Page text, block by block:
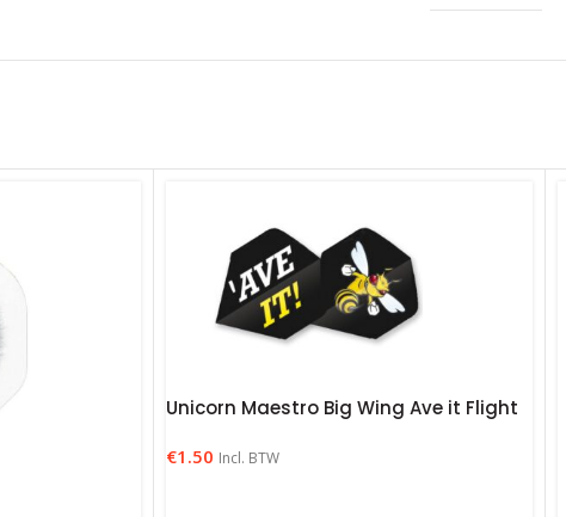
Unicorn Maestro Big Wing Ave it Flight
€1.50 Incl. BTW